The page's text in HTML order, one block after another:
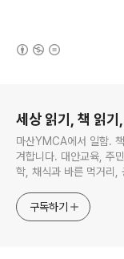
세상 읽기, 책 읽기,
마산YMCA에서 일함.
겨합니다. 대안교육, 주
학, 채식과 바른 먹거리,
http://구독하기